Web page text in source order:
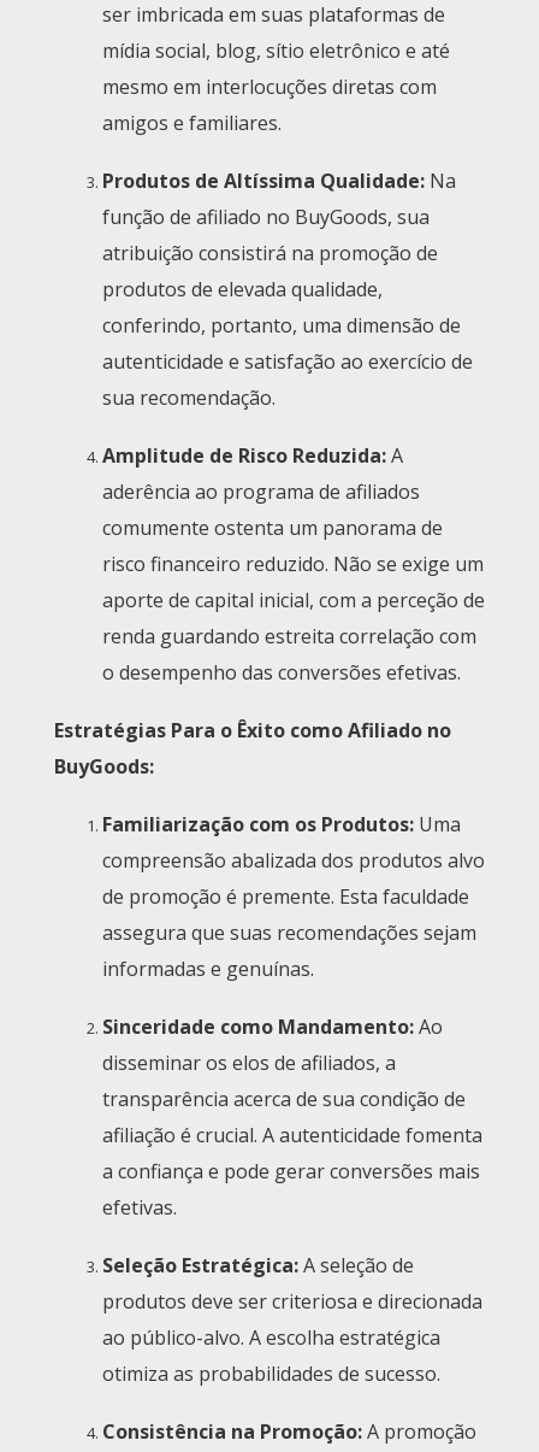
ser imbricada em suas plataformas de
mídia social, blog, sítio eletrônico e até
mesmo em interlocuções diretas com
amigos e familiares.
Produtos de Altíssima Qualidade: Na
função de afiliado no BuyGoods, sua
atribuição consistirá na promoção de
produtos de elevada qualidade,
conferindo, portanto, uma dimensão de
autenticidade e satisfação ao exercício de
sua recomendação.
Amplitude de Risco Reduzida:A
aderência ao programa de afiliados
comumente ostenta um panorama de
risco financeiro reduzido. Não se exige um
aporte de capital inicial, com a perceção de
renda guardando estreita correlação com
o desempenho das conversões efetivas.
Estratégias Para o Êxito como Afiliado no
BuyGoods:
Familiarização com os Produtos: Uma
compreensão abalizada dos produtos alvo
de promoção é premente. Esta faculdade
assegura que suas recomendações sejam
informadas e genuínas.
Sinceridade como Mandamento:Ao
disseminar os elos de afiliados, a
transparência acerca de sua condição de
afiliação é crucial. A autenticidade fomenta
a confiança e pode gerar conversões mais
efetivas.
Seleção Estratégica:A seleção de
produtos deve ser criteriosa e direcionada
ao público-alvo. A escolha estratégica
otimiza as probabilidades de sucesso.
Consistência na Promoção:A promoção